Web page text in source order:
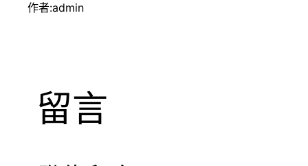
作者:admin
留言